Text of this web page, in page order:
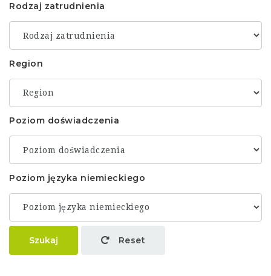
Rodzaj zatrudnienia
Region
Poziom doświadczenia
Poziom języka niemieckiego
Szukaj Reset